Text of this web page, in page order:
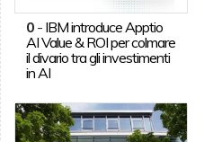
0- IBM introduce Apptio
AI Value & ROI per colmare
il divario tra gli investimenti
in AI